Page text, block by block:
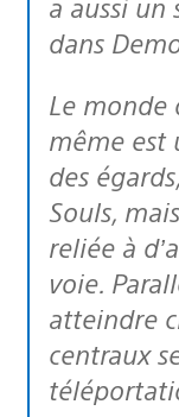
dans
Le monde
même est
des
Souls,
reliée à
voie.
atteindre
centraux